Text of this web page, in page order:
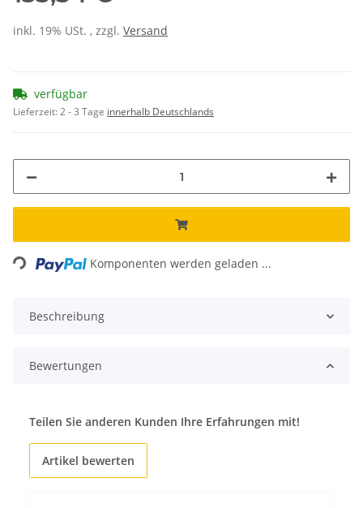
inkl. 19% USt. , zzgl. Versand
verfügbar
Lieferzeit:2 - 3 Tage innerhalb Deutschlands
Komponenten werden geladen ...
Beschreibung
Bewertungen
Teilen Sie anderen Kunden Ihre Erfahrungen mit!
Artikel bewerten